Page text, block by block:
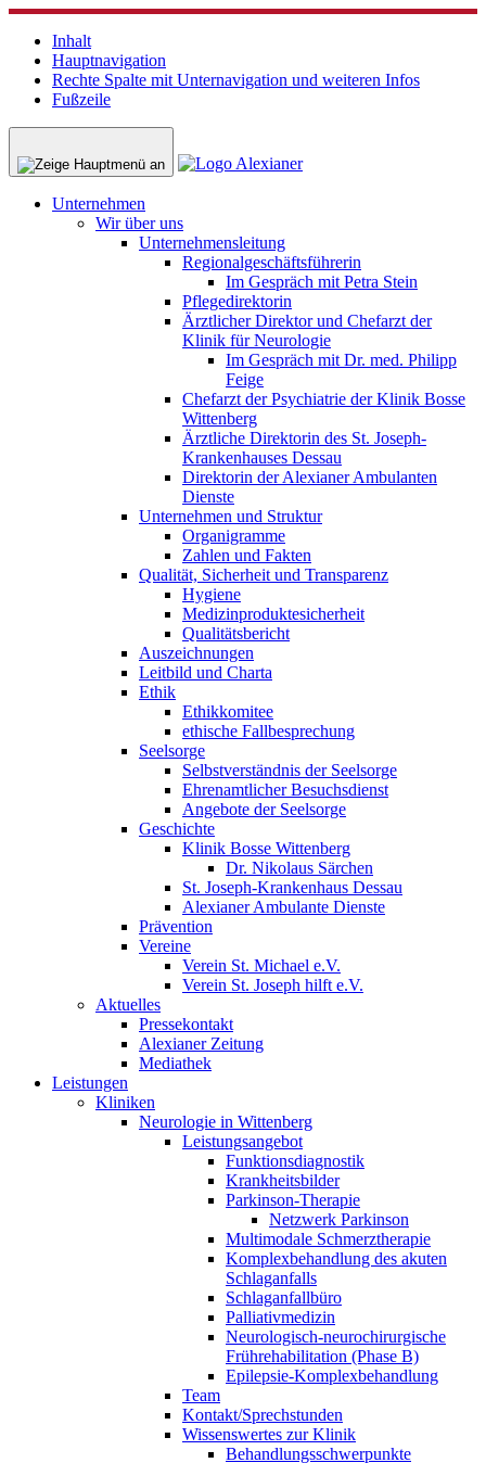
Inhalt
Hauptnavigation
Rechte Spalte mit Unternavigation und weiteren Infos
Fußzeile
Unternehmen
Wir über uns
Unternehmensleitung
Regionalgeschäftsführerin
Im Gespräch mit Petra Stein
Pflegedirektorin
Ärztlicher Direktor und Chefarzt der
Klinik für Neurologie
Im Gespräch mit Dr. med. Philipp
Feige
Chefarzt der Psychiatrie der Klinik Bosse
Wittenberg
Ärztliche Direktorin des St. Joseph-
Krankenhauses Dessau
Direktorin der Alexianer Ambulanten
Dienste
Unternehmen und Struktur
Organigramme
Zahlen und Fakten
Qualität, Sicherheit und Transparenz
Hygiene
Medizinproduktesicherheit
Qualitätsbericht
Auszeichnungen
Leitbild und Charta
Ethik
Ethikkomitee
ethische Fallbesprechung
Seelsorge
Selbstverständnis der Seelsorge
Ehrenamtlicher Besuchsdienst
Angebote der Seelsorge
Geschichte
Klinik Bosse Wittenberg
Dr. Nikolaus Särchen
St. Joseph-Krankenhaus Dessau
Alexianer Ambulante Dienste
Prävention
Vereine
Verein St. Michael e.V.
Verein St. Joseph hilft e.V.
Aktuelles
Pressekontakt
Alexianer Zeitung
Mediathek
Leistungen
Kliniken
Neurologie in Wittenberg
Leistungsangebot
Funktionsdiagnostik
Krankheitsbilder
Parkinson-Therapie
Netzwerk Parkinson
Multimodale Schmerztherapie
Komplexbehandlung des akuten
Schlaganfalls
Schlaganfallbüro
Palliativmedizin
Neurologisch-neurochirurgische
Frührehabilitation (Phase B)
Epilepsie-Komplexbehandlung
Team
Kontakt/Sprechstunden
Wissenswertes zur Klinik
Behandlungsschwerpunkte